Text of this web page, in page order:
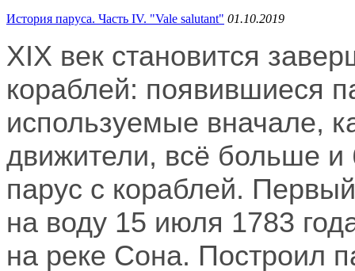
История паруса. Часть IV. "Vale salutant" 01.10.2019
XIX век становится
кораблей: появившиеся
используемые вначале,
движители, всё больше
парус с кораблей.
на воду 15 июля 1783
на реке Сона. Построил